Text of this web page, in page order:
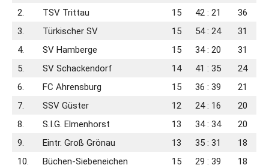
2.
TSV Trittau 15 42 : 21
36
3.
Türkischer SV 15 54 : 24
31
4.
SV Hamberge 15 34 : 20
31
5.
SV Schackendorf 14 41 : 35
24
6.
FC Ahrensburg 15 36 : 39
21
7.
SSV Güster 12 24 : 16
20
8.
S.I.G. Elmenhorst 13 34 : 34
20
9.
Eintr. Groß Grönau 13 35 : 31
18
10.
Büchen-Siebeneichen 15 29 : 39
18